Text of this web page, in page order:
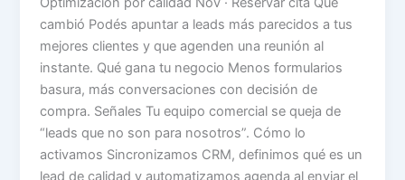
cambió Podés apuntar a leads más parecidos a tus
mejores clientes y que agenden una reunión al
instante. Qué gana tu negocio Menos formularios
basura, más conversaciones con decisión de
compra. Señales Tu equipo comercial se queja de
“leads que no son para nosotros”. Cómo lo
activamos Sincronizamos CRM, definimos qué es un
lead de calidad y automatizamos agenda al enviar el